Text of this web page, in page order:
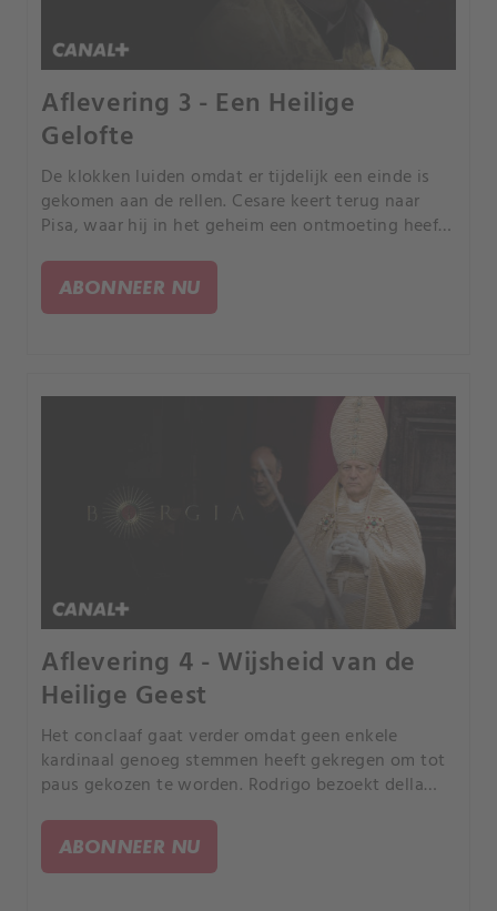
Aflevering 3 - Een Heilige
Gelofte
De klokken luiden omdat er tijdelijk een einde is
gekomen aan de rellen. Cesare keert terug naar
Pisa, waar hij in het geheim een ontmoeting heeft
ongeboren zoon zal ontdekken.
ABONNEER NU
Aflevering 4 - Wijsheid van de
Heilige Geest
Het conclaaf gaat verder omdat geen enkele
kardinaal genoeg stemmen heeft gekregen om tot
paus gekozen te worden. Rodrigo bezoekt della
schetst de gevolgen van wat er zal gebeuren
afhankelijk van wie tot Paus wordt gekozen --
oorlog met Napels of Milaan, Rome afgeslacht.
ABONNEER NU